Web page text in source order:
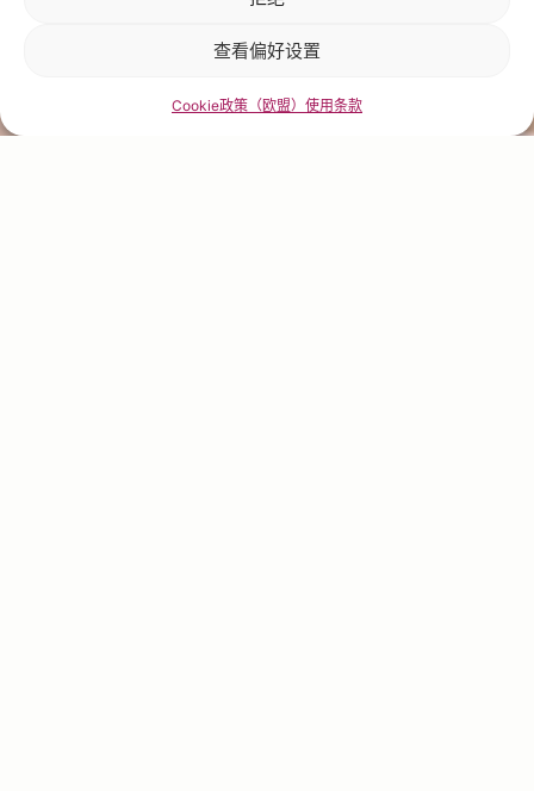
查看偏好设置
Cookie政策（欧盟） 使用条款